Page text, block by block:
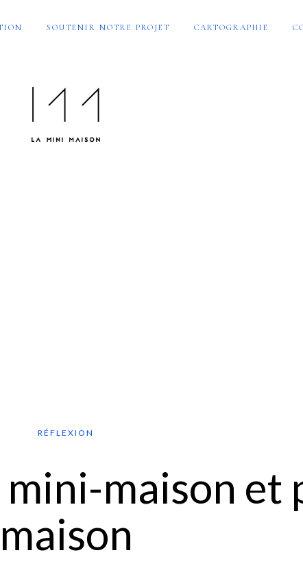
SOUTENIR NOTRE PROJET CARTOGRAPHIE
RÉFLEXION
maison et
maison